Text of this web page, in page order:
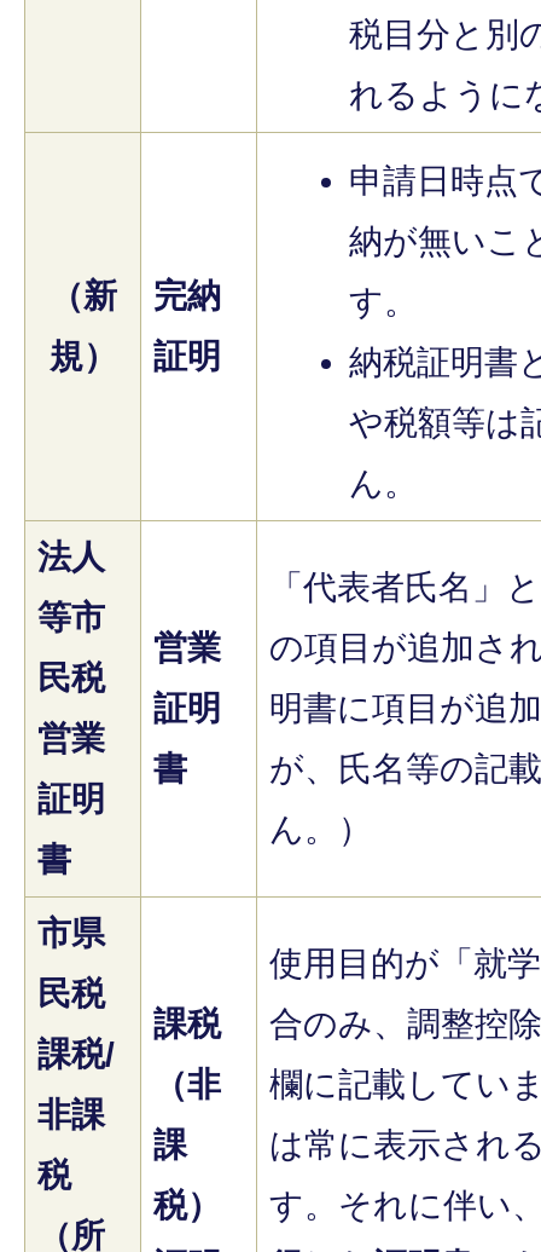
税目分と別
れるように
（新
規）
完納
証明
申請日時点
納が無いこ
す。
納税証明書
や税額等は
ん。
法人
等市
民税
営業
証明
書
営業
証明
書
「代表者氏名」
の項目が追加さ
明書に項目が追
が、氏名等の記
ん。）
市県
民税
課税/
非課
税
（所
課税
（非
課
税）
使用目的が「就
合のみ、調整控
欄に記載してい
は常に表示され
す。それに伴い